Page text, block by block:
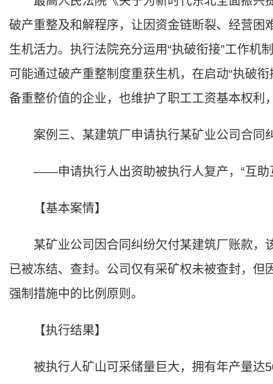
破产重整及和解程序，让因资金链断裂、经营
生机活力。执行法院充分运用“执破衔接”工作机
可能通过破产重整制度重获生机，在启动“执破
备重整价值的企业，也维护了职工工资基本权
案例三、某建筑厂申请执行某矿业公司合同
——申请执行人出资助被执行人复产，“互助
【基本案情】
某矿业公司因合同纠纷欠付某建筑厂账款，
已被冻结、查封。公司仅有采矿权未被查封，
强制措施中的比例原则。
【执行结果】
被执行人矿山可采储量巨大，拥有年产量达